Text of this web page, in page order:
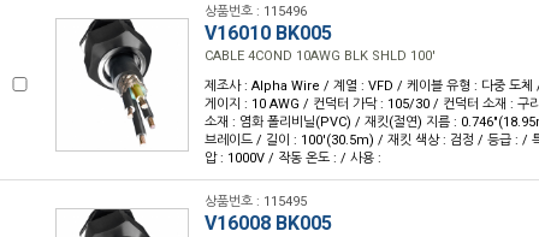
상품번호 : 115496
V16010 BK005
CABLE 4COND 10AWG BLK SHLD 100'
제조사 : Alpha Wire / 계열 : VFD / 케이블 유형 : 다중 도체
게이지 : 10 AWG / 컨덕터 가닥 : 105/30 / 컨덕터 소재 : 구
소재 : 염화 폴리비닐(PVC) / 재킷(절연) 지름 :
브레이드 / 길이 : 100'(30.5m) / 재킷 색상 : 검정 / 등급 : /
압 : 1000V / 작동 온도 : / 사용 :
상품번호 : 115495
V16008 BK005